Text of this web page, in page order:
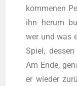
kom­me­nen
ihn her­um
wer und was
Spiel,
Am Ende,
er wie­der